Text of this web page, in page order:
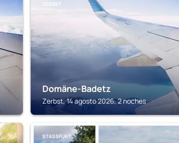
ZERBST
Domäne-Badetz
Zerbst, 14 agosto 2026, 2 noches
STASSFURT